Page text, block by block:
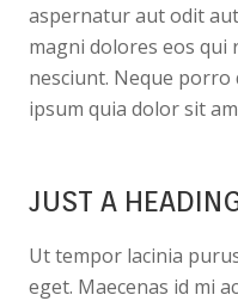
aspernatur aut odit
magni dolores eos
nesciunt. Neque porro
ipsum quia dolor sit
JUST A
Ut tempor lacinia
eget. Maecenas id mi